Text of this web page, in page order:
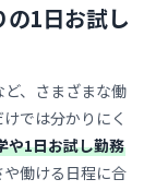
の1日お試し
、さまざまな働
では分かりにく
や1日お試し勤務
働ける日程に合